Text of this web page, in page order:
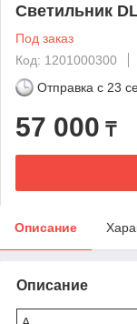
Светильник
Под заказ
Код: 1201000300
Отправка с 23
57 000 ₸
Описание
Описание